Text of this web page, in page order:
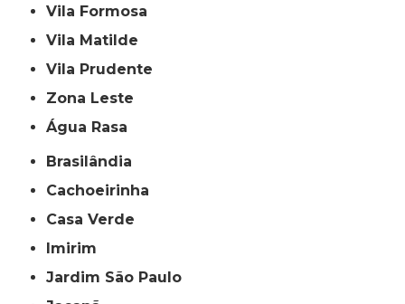
Vila Formosa
Vila Matilde
Vila Prudente
Zona Leste
Água Rasa
Brasilândia
Cachoeirinha
Casa Verde
Imirim
Jardim São Paulo